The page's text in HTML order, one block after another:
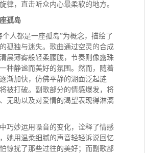
律，直击听众内心最柔软的地方。
孤岛
个人都是一座孤岛”为概念，描绘了
孤独与迷失。歌曲通过空灵的合成
晨薄雾般轻柔朦胧，节奏则像露珠
种静谧而美好的氛围。然而，随着
渐加快，仿佛平静的湖面泛起涟
被打破。副歌部分的情感爆发，将
无助以及对爱情的渴望表现得淋漓
巧妙运用嗓音的变化，诠释了情感
她用温柔细腻的声音轻轻诉说回忆
惊扰了那些过往的美好；而副歌部